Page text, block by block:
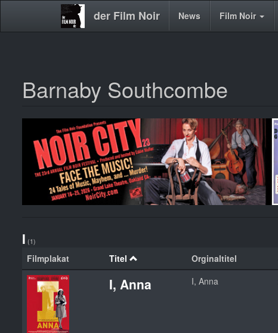
Direkt
der Film Noir
Main News Film Noir
Barnaby Southcombe
I (1)
Filmplakat Titel Orginaltitel
I, Anna I, Anna